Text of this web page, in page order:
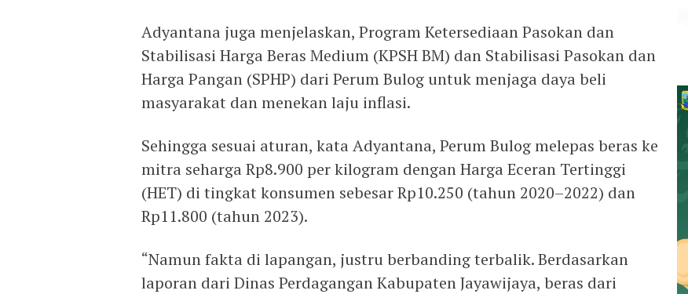
Adyantana juga menjelaskan, Program Ketersediaan Pasokan dan
Stabilisasi Harga Beras Medium (KPSH BM) dan Stabilisasi Pasokan dan
Harga Pangan (SPHP) dari Perum Bulog untuk menjaga daya beli
masyarakat dan menekan laju inflasi.
Sehingga sesuai aturan, kata Adyantana, Perum Bulog melepas beras ke
mitra seharga Rp8.900 per kilogram dengan Harga Eceran Tertinggi
(HET) di tingkat konsumen sebesar Rp10.250 (tahun 2020–2022) dan
Rp11.800 (tahun 2023).
“Namun fakta di lapangan, justru berbanding terbalik. Berdasarkan
laporan dari Dinas Perdagangan Kabupaten Jayawijaya, beras dari